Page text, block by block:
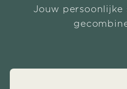
Jouw